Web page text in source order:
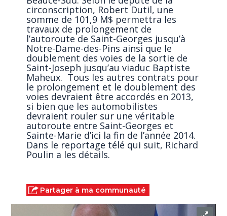
circonscription, Robert Dutil, une
somme de 101,9 M$ permettra les
travaux de prolongement de
l’autoroute de Saint-Georges jusqu’à
Notre-Dame-des-Pins ainsi que le
doublement des voies de la sortie de
Saint-Joseph jusqu’au viaduc Baptiste
Maheux. Tous les autres contrats pour
le prolongement et le doublement des
voies devraient être accordés en 2013,
si bien que les automobilistes
devraient rouler sur une véritable
autoroute entre Saint-Georges et
Sainte-Marie d’ici la fin de l’année 2014.
Dans le reportage télé qui suit, Richard
Poulin a les détails.
Partager à ma communauté